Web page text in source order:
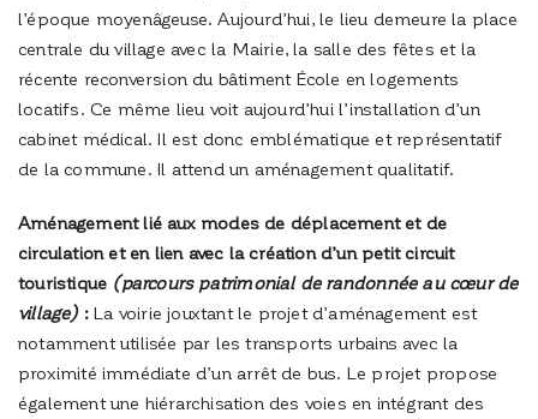
l’époque moyenâgeuse. Aujourd’hui, le lieu demeure la place
centrale du village avec la Mairie, la salle des fêtes et la
récente reconversion du bâtiment École en logements
locatifs. Ce même lieu voit aujourd’hui l’installation d’un
cabinet médical. Il est donc emblématique et représentatif
de la commune. Il attend un aménagement qualitatif.
Aménagement lié aux modes de déplacement et de
circulation et en lien avec la création d’un petit circuit
touristique (parcours patrimonial de randonnée au cœur de
village): La voirie jouxtant le projet d’aménagement est
notamment utilisée par les transports urbains avec la
proximité immédiate d’un arrêt de bus. Le projet propose
également une hiérarchisation des voies en intégrant des